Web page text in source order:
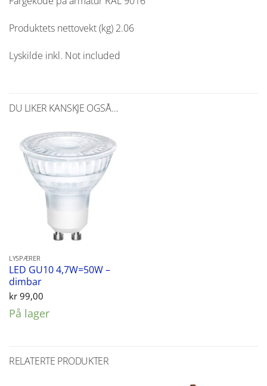
Produktets nettovekt (kg) 2.06
Lyskilde inkl. Not included
DU LIKER KANSKJE OGSÅ…
LYSPÆRER
LED GU10 4,7W=50W –
dimbar
kr99,00
På lager
RELATERTE PRODUKTER